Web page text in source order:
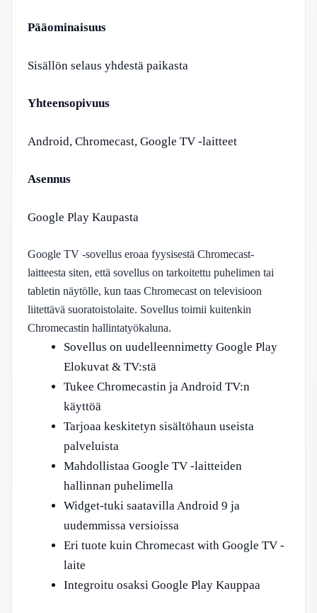
Pääominaisuus
Sisällön selaus yhdestä paikasta
Yhteensopivuus
Android, Chromecast, Google TV -laitteet
Asennus
Google Play Kaupasta
Google TV -sovellus eroaa fyysisestä Chromecast-
laitteesta siten, että sovellus on tarkoitettu puhelimen tai
tabletin näytölle, kun taas Chromecast on televisioon
liitettävä suoratoistolaite. Sovellus toimii kuitenkin
Chromecastin hallintatyökaluna.
Sovellus on uudelleennimetty Google Play
Elokuvat & TV:stä
Tukee Chromecastin ja Android TV:n
käyttöä
Tarjoaa keskitetyn sisältöhaun useista
palveluista
Mahdollistaa Google TV -laitteiden
hallinnan puhelimella
Widget-tuki saatavilla Android 9 ja
uudemmissa versioissa
Eri tuote kuin Chromecast with Google TV -
laite
Integroitu osaksi Google Play Kauppaa